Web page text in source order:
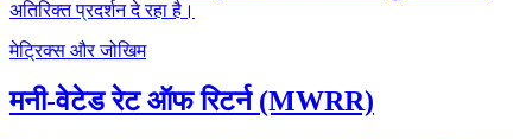
अतिरिक्त प्रदर्शन दे रहा है।
मेट्रिक्स और जोखिम
मनी-वेटेड रेट ऑफ रिटर्न (MWRR)